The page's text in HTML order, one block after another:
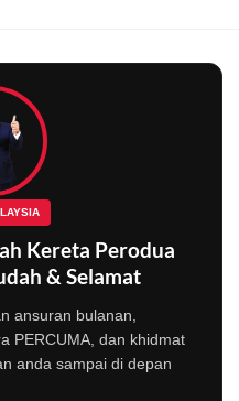
Kereta Perodua
& Selamat
ansuran bulanan,
PERCUMA, dan khidmat
anda sampai di depan